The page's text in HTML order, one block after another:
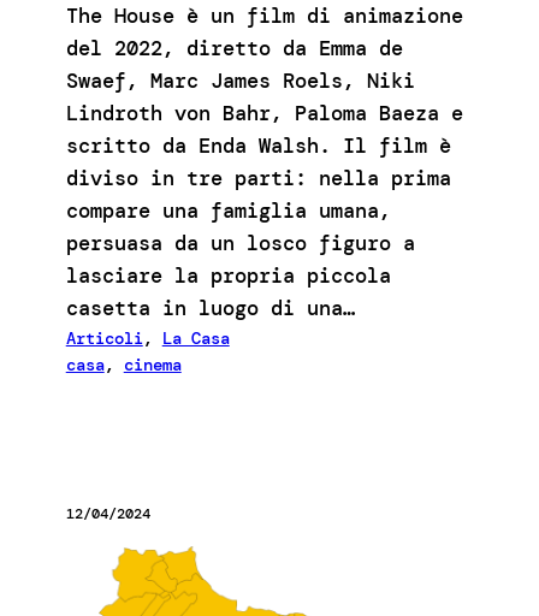
The House è un film di animazione
del 2022, diretto da Emma de
Swaef, Marc James Roels, Niki
Lindroth von Bahr, Paloma Baeza e
scritto da Enda Walsh. Il film è
diviso in tre parti: nella prima
compare una famiglia umana,
persuasa da un losco figuro a
lasciare la propria piccola
casetta in luogo di una…
Articoli, La Casa
casa, cinema
12/04/2024